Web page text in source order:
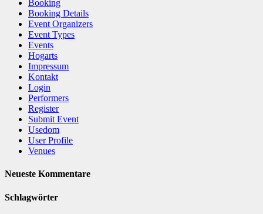
Booking
Booking Details
Event Organizers
Event Types
Events
Hogarts
Impressum
Kontakt
Login
Performers
Register
Submit Event
Usedom
User Profile
Venues
Neueste Kommentare
Schlagwörter